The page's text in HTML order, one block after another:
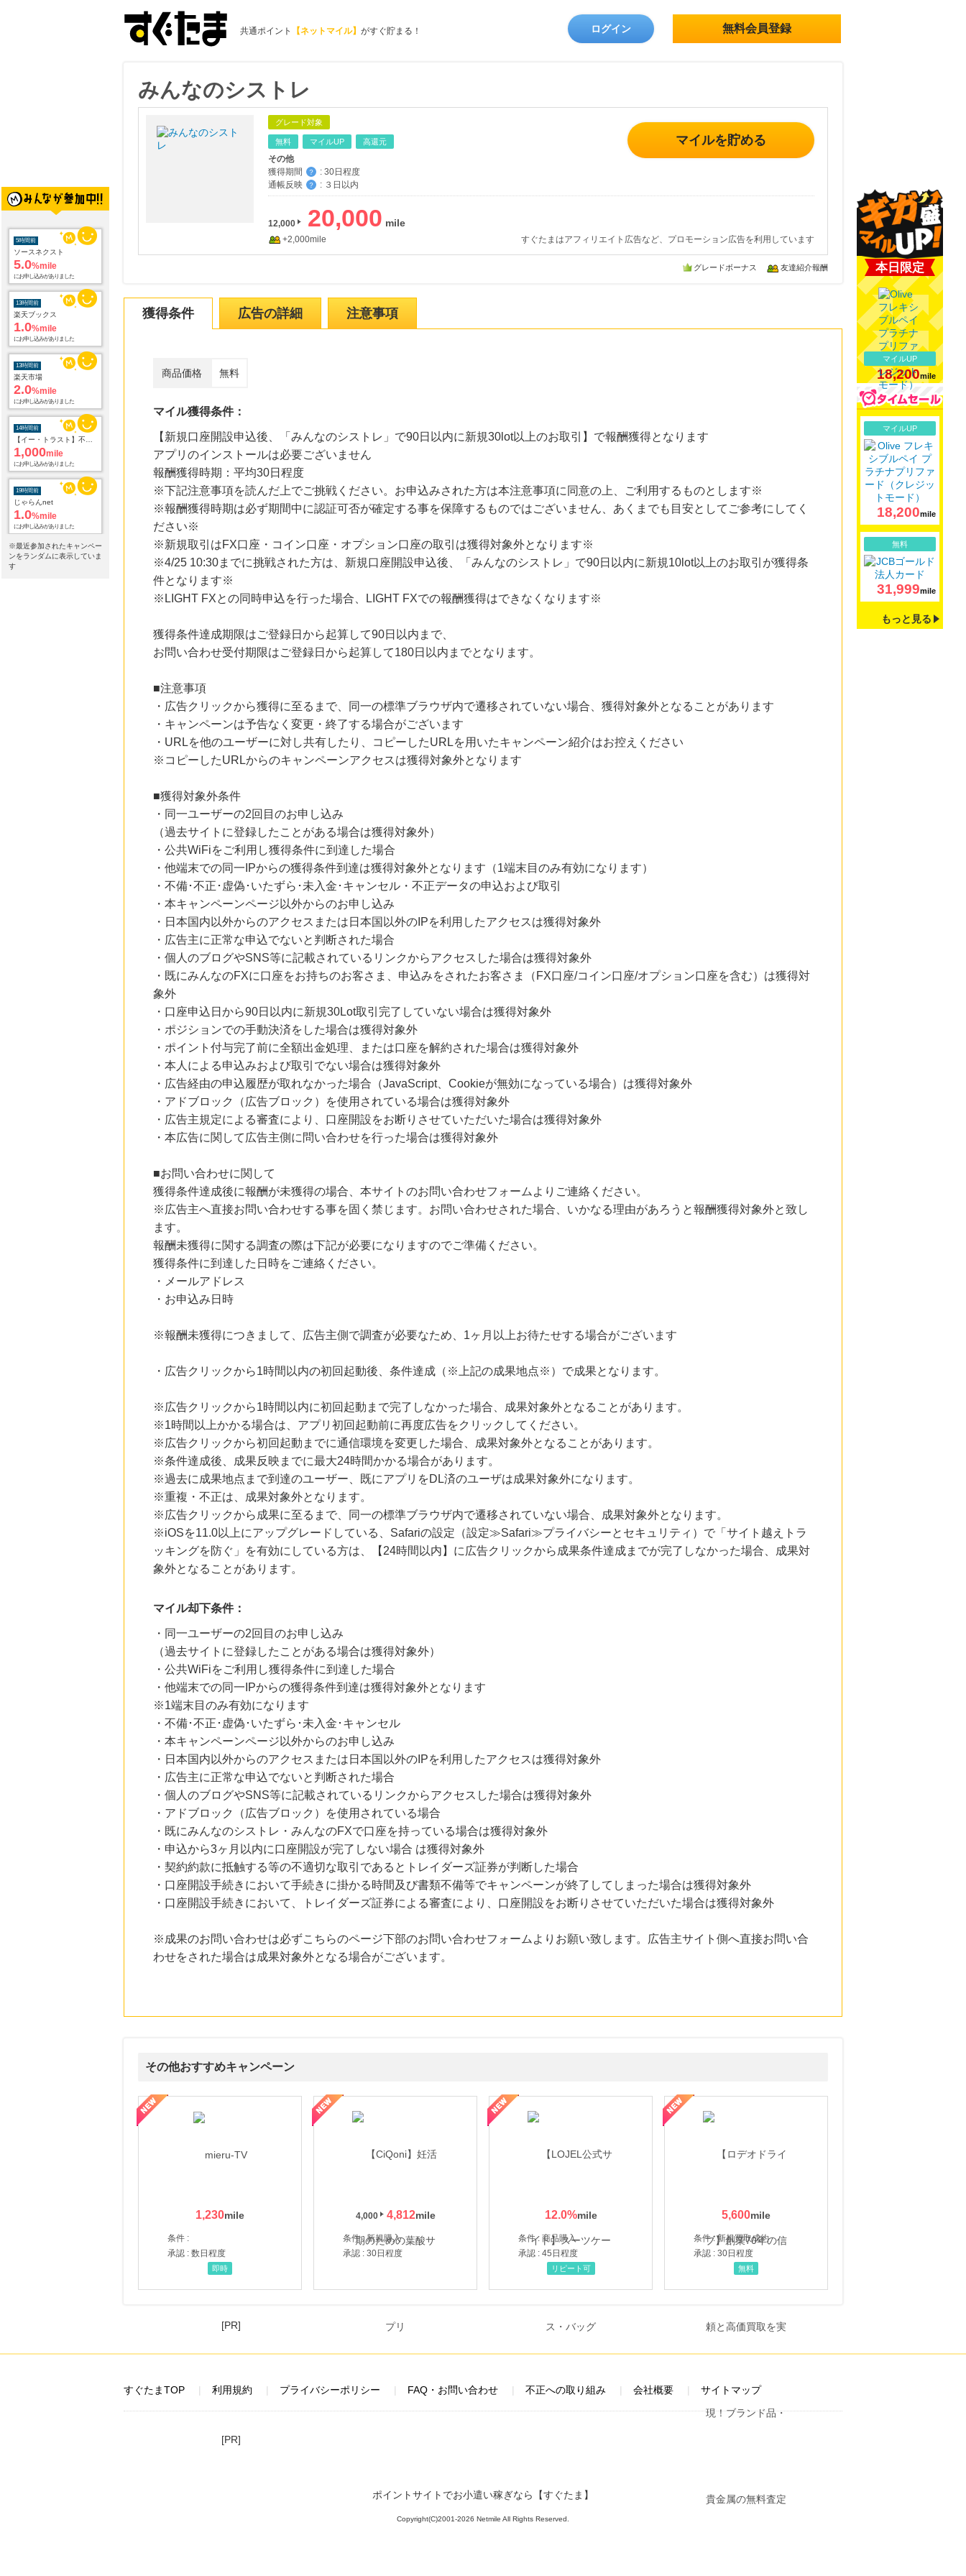
共通ポイント 【ネットマイル】 がすぐ貯まる！ ログイン 無料会員登録
ソースネクスト
5.0 %mile
13時間前
楽天ブックス
1.0%mile
13時間前
楽天市場
2.0%mile
14時間前
1,000mile
19時間前
じゃらんnet
1.0%mile
19時間前
1.0%mile
※最近参加されたキャンペー
ンをランダムに表示していま
す
みんなのシストレ
グレード対象
無料 マイルUP 高還元
その他
獲得期間
？ : 30日程度
通帳反映
？ : ３日以内
マイルを貯める
12,000 20,000
+2,000mile すぐたまはアフィリエイト広告など、プロモーション広告を利用しています
グレードボーナス 友達紹介報酬
獲得条件 広告の詳細 注意事項
商品価格 無料
マイル獲得条件：
【新規口座開設申込後、「みんなのシストレ」で90日以内に新規30lot以上のお取引】で報酬獲得となります
アプリのインストールは必要ございません
報酬獲得時期：平均30日程度
※下記注意事項を読んだ上でご挑戦ください。お申込みされた方は本注意事項に同意の上、ご利用するものとします※
※報酬獲得時期は必ず期間中に認証可否が確定する事を保障するものではございません、あくまでも目安としてご参考にしてく
ださい※
※新規取引はFX口座・コイン口座・オプション口座の取引は獲得対象外となります※
※4/25 10:30までに挑戦された方は、新規口座開設申込後、「みんなのシストレ」で90日以内に新規10lot以上のお取引が獲得条
件となります※
※LIGHT FXとの同時申込を行った場合、LIGHT FXでの報酬獲得はできなくなります※
獲得条件達成期限はご登録日から起算して90日以内まで、
お問い合わせ受付期限はご登録日から起算して180日以内までとなります。
■注意事項
・広告クリックから獲得に至るまで、同一の標準ブラウザ内で遷移されていない場合、獲得対象外となることがあります
・キャンペーンは予告なく変更・終了する場合がございます
・URLを他のユーザーに対し共有したり、コピーしたURLを用いたキャンペーン紹介はお控えください
※コピーしたURLからのキャンペーンアクセスは獲得対象外となります
■獲得対象外条件
・同一ユーザーの2回目のお申し込み
（過去サイトに登録したことがある場合は獲得対象外）
・公共WiFiをご利用し獲得条件に到達した場合
・他端末での同一IPからの獲得条件到達は獲得対象外となります（1端末目のみ有効になります）
・不備･不正･虚偽･いたずら･未入金･キャンセル・不正データの申込および取引
・本キャンペーンページ以外からのお申し込み
・日本国内以外からのアクセスまたは日本国以外のIPを利用したアクセスは獲得対象外
・広告主に正常な申込でないと判断された場合
・個人のブログやSNS等に記載されているリンクからアクセスした場合は獲得対象外
・既にみんなのFXに口座をお持ちのお客さま、申込みをされたお客さま（FX口座/コイン口座/オプション口座を含む）は獲得対
象外
・口座申込日から90日以内に新規30Lot取引完了していない場合は獲得対象外
・ポジションでの手動決済をした場合は獲得対象外
・ポイント付与完了前に全額出金処理、または口座を解約された場合は獲得対象外
・本人による申込みおよび取引でない場合は獲得対象外
・広告経由の申込履歴が取れなかった場合（JavaScript、Cookieが無効になっている場合）は獲得対象外
・アドブロック（広告ブロック）を使用されている場合は獲得対象外
・広告主規定による審査により、口座開設をお断りさせていただいた場合は獲得対象外
・本広告に関して広告主側に問い合わせを行った場合は獲得対象外
■お問い合わせに関して
獲得条件達成後に報酬が未獲得の場合、本サイトのお問い合わせフォームよりご連絡ください。
※広告主へ直接お問い合わせする事を固く禁じます。お問い合わせされた場合、いかなる理由があろうと報酬獲得対象外と致し
ます。
報酬未獲得に関する調査の際は下記が必要になりますのでご準備ください。
獲得条件に到達した日時をご連絡ください。
・メールアドレス
・お申込み日時
※報酬未獲得につきまして、広告主側で調査が必要なため、1ヶ月以上お待たせする場合がございます
・広告クリックから1時間以内の初回起動後、条件達成（※上記の成果地点※）で成果となります。
※広告クリックから1時間以内に初回起動まで完了しなかった場合、成果対象外となることがあります。
※1時間以上かかる場合は、アプリ初回起動前に再度広告をクリックしてください。
※広告クリックから初回起動までに通信環境を変更した場合、成果対象外となることがあります。
※条件達成後、成果反映までに最大24時間かかる場合があります。
※過去に成果地点まで到達のユーザー、既にアプリをDL済のユーザは成果対象外になります。
※重複・不正は、成果対象外となります。
※広告クリックから成果に至るまで、同一の標準ブラウザ内で遷移されていない場合、成果対象外となります。
※iOSを11.0以上にアップグレードしている、Safariの設定（設定≫Safari≫プライバシーとセキュリティ）で「サイト越えトラ
ッキングを防ぐ」を有効にしている方は、【24時間以内】に広告クリックから成果条件達成までが完了しなかった場合、成果対
象外となることがあります。
マイル却下条件：
・同一ユーザーの2回目のお申し込み
（過去サイトに登録したことがある場合は獲得対象外）
・公共WiFiをご利用し獲得条件に到達した場合
・他端末での同一IPからの獲得条件到達は獲得対象外となります
※1端末目のみ有効になります
・不備･不正･虚偽･いたずら･未入金･キャンセル
・本キャンペーンページ以外からのお申し込み
・日本国内以外からのアクセスまたは日本国以外のIPを利用したアクセスは獲得対象外
・広告主に正常な申込でないと判断された場合
・個人のブログやSNS等に記載されているリンクからアクセスした場合は獲得対象外
・アドブロック（広告ブロック）を使用されている場合
・既にみんなのシストレ・みんなのFXで口座を持っている場合は獲得対象外
・申込から3ヶ月以内に口座開設が完了しない場合 は獲得対象外
・契約約款に抵触する等の不適切な取引であるとトレイダーズ証券が判断した場合
・口座開設手続きにおいて手続きに掛かる時間及び書類不備等でキャンペーンが終了してしまった場合は獲得対象外
・口座開設手続きにおいて、トレイダーズ証券による審査により、口座開設をお断りさせていただいた場合は獲得対象外
※成果のお問い合わせは必ずこちらのページ下部のお問い合わせフォームよりお願い致します。広告主サイト側へ直接お問い合
わせをされた場合は成果対象外となる場合がございます。
その他おすすめキャンペーン
1,230
条件 :
承認 : 数日程度
即時
4,000 4,812
条件 : 新規購入
承認 : 30日程度
12.0%
条件 : 商品購入
承認 : 45日程度
【LOJEL公式サイト】スーツケース・バッグ
リピート可
5,600
条件 : 新規買取成約
承認 : 30日程度
【ロデオドライブ】創業70年の信頼と高価買取を実現！ブランド品・貴金属の無料査定
無料
本日限定
マイルUP
18,200mile
マイルUP
18,200mile
無料
31,999mile
もっと見る
[PR]
すぐたまTOP 利用規約 プライバシーポリシー FAQ・お問い合わせ 不正への取り組み 会社概要 サイトマップ
[PR]
ポイントサイトでお小遣い稼ぎなら【すぐたま】
Copyright(C)2001-2026 Netmile All Rights Reserved.